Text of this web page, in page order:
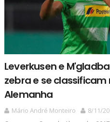
Leverkusen e
zebra e se
Alemanha
Mário André Monteiro
8/11/